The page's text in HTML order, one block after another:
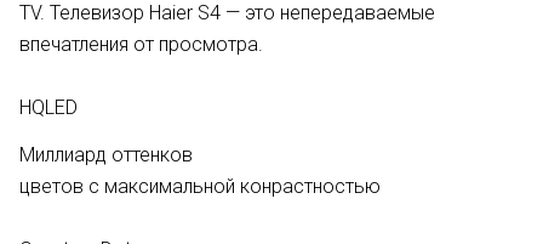
TV. Телевизор Haier S4 — это непередаваемые
впечатления от просмотра.
HQLED
Миллиард оттенков
цветов c максимальной конрастностью